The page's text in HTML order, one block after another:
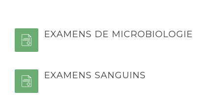
EXAMENS DE MICROBIOLOGIE
EXAMENS SANGUINS